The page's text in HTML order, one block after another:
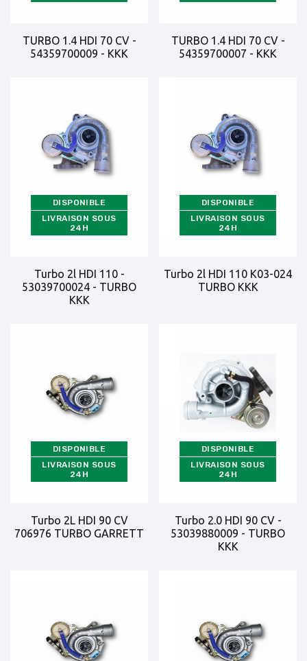
TURBO 1.4 HDI 70 CV -
54359700009 - KKK
TURBO 1.4 HDI 70 CV -
54359700007 - KKK
DISPONIBLE
LIVRAISON SOUS
24H
Turbo 2l HDI 110 -
53039700024 - TURBO
KKK
DISPONIBLE
LIVRAISON SOUS
24H
Turbo 2l HDI 110 K03-024
TURBO KKK
DISPONIBLE
LIVRAISON SOUS
24H
Turbo 2L HDI 90 CV
706976 TURBO GARRETT
DISPONIBLE
LIVRAISON SOUS
24H
Turbo 2.0 HDI 90 CV -
53039880009 - TURBO
KKK